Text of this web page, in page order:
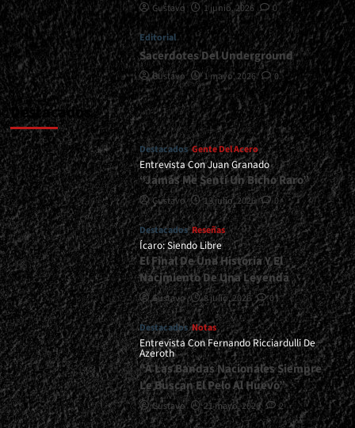
Gustavo 1 junio, 2026 0
Editorial
Sacerdotes Del Underground
Gustavo 1 mayo, 2026 0
Destacados
Destacados Gente Del Acero
Entrevista Con Juan Granado
“Jamás Me Sentí Un Bicho Raro”
Gustavo 13 julio, 2026 0
Destacados Reseñas
Ícaro: Siendo Libre
El Final De Una Historia Y El
Nacimiento De Una Leyenda
Gustavo 8 julio, 2026 0
Destacados Notas
Entrevista Con Fernando Ricciardulli De
Azeroth
“A Las Bandas Nacionales Siempre
Le Buscan El Pelo Al Huevo”
Gustavo 21 mayo, 2026 2